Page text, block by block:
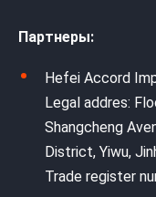
Партнеры:
Hefei Accord
Legal addres:
Shangcheng
District, Yiwu,
Trade register